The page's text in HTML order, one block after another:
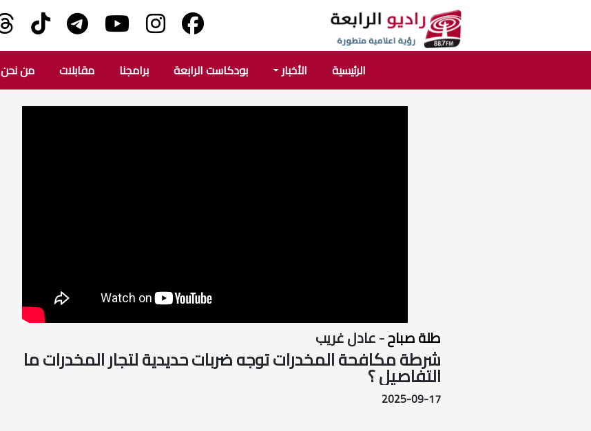
الرئيسية الأخبار بودكاست الرابعة برامجنا مقابلات من نحن
طلة صباح- عادل غريب
شرطة مكافحة المخدرات توجه ضربات حديدية لتجار المخدرات ما
التفاصيل ؟
2025-09-17